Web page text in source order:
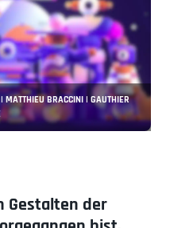
MATTHIEU BRACCINI | GAUTHIER
Gestalten der